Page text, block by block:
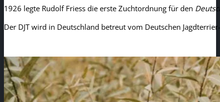
1926 legte Rudolf Friess die erste Zuchtordnung für den
Der DJT wird in Deutschland betreut vom Deutschen